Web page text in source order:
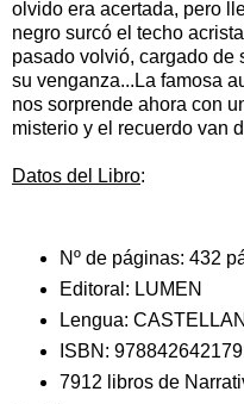
olvido era acertada, pero
negro surcó el techo
pasado volvió, cargado de
su venganza...La famosa
nos sorprende ahora con
misterio y el recuerdo van
Datos del Libro:
Nº de páginas: 432
Editoral: LUMEN
Lengua:
ISBN:
7912 libros de